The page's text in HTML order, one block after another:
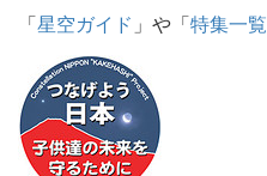
「星空ガイド 」や「特集一覧